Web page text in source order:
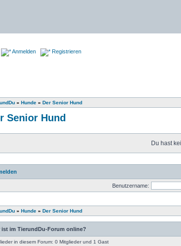
Anmelden Registrieren
»Hunde »Der Senior Hund
Senior Hund
Du hast
Benutzername:
»Hunde »Der Senior Hund
ist im TierundDu-Forum online?
in diesem Forum: 0 Mitglieder und 1 Gast